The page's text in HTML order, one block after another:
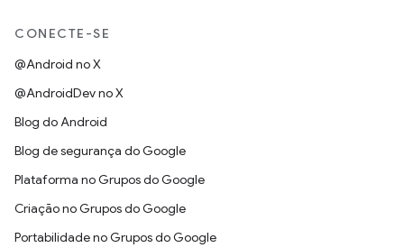
CONECTE-SE
@Android no X
@AndroidDev no X
Blog do Android
Blog de segurança do Google
Plataforma no Grupos do Google
Criação no Grupos do Google
Portabilidade no Grupos do Google